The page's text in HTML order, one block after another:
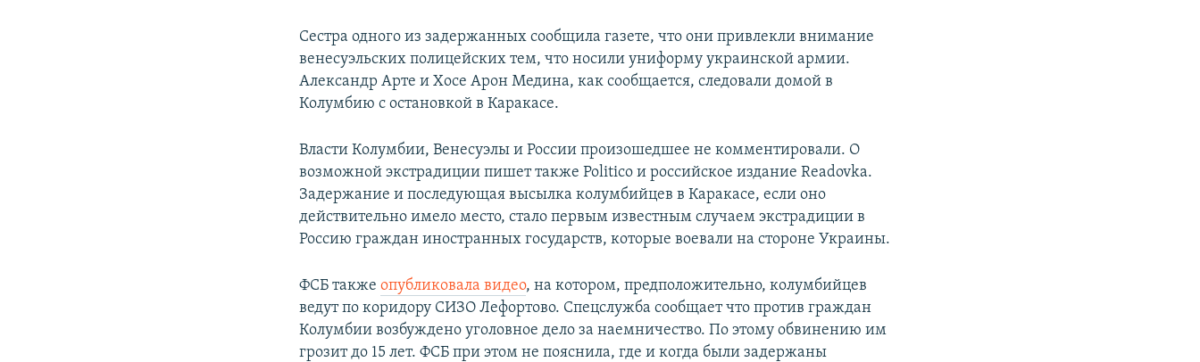
Сестра одного из задержанных сообщила газете, что они привлекли внимание
венесуэльских полицейских тем, что носили униформу украинской армии.
Александр Арте и Хосе Арон Медина, как сообщается, следовали домой в
Колумбию с остановкой в Каракасе.
Власти Колумбии, Венесуэлы и России произошедшее не комментировали. О
возможной экстрадиции пишет также Politico и российское издание Readovka.
Задержание и последующая высылка колумбийцев в Каракасе, если оно
действительно имело место, стало первым известным случаем экстрадиции в
Россию граждан иностранных государств, которые воевали на стороне Украины.
ФСБ такжеопубликовала видео, на котором, предположительно, колумбийцев
ведут по коридору СИЗО Лефортово. Спецслужба сообщает что против граждан
Колумбии возбуждено уголовное дело за наемничество. По этому обвинению им
грозит до 15 лет. ФСБ при этом не пояснила, где и когда были задержаны